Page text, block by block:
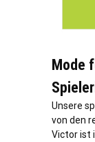
Mode
Unsere
von den
Victor ist